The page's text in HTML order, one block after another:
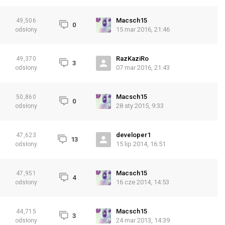
49,506
odsłony
0
Macsch15
15 mar 2016, 21:46
49,370
odsłony
3
RazKaziRo
07 mar 2016, 21:43
50,860
odsłony
0
Macsch15
28 sty 2015, 9:33
47,623
odsłony
13
developer1
15 lip 2014, 16:51
47,951
odsłony
4
Macsch15
16 cze 2014, 14:53
44,715
odsłony
3
Macsch15
24 mar 2013, 14:39